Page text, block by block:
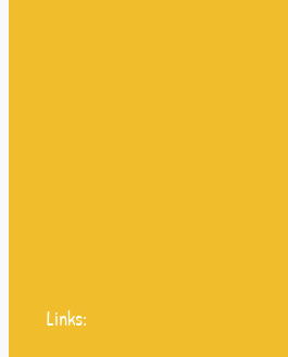
Links: